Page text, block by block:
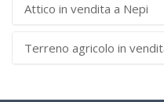
Attico in vendita a Nepi
Terreno agricolo in